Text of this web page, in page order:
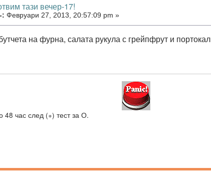
тази вечер-17!
: Февруари 27, 2013, 20:57:09 pm »
на фурна, салата рукула с грейпфрут и портокал
48 час след (+) тест за О.